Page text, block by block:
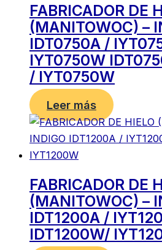
FABRICADOR DE
(MANITOWOC) –
IDT0750A /
IYT0750W
/ IYT0750W
Leer más
FABRICADOR DE
(MANITOWOC) –
IDT1200A /
IDT1200W/